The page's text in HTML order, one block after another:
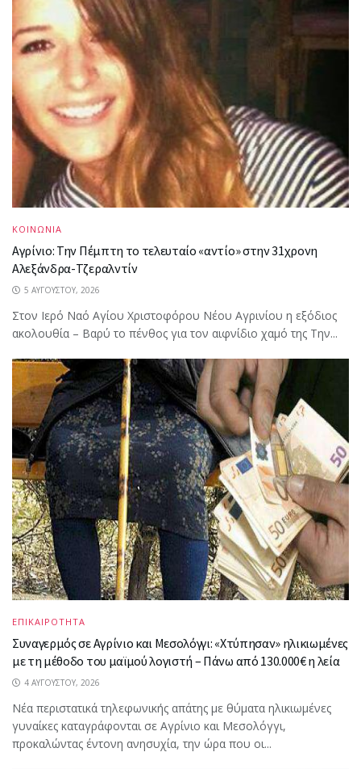
ΚΟΙΝΩΝΙΑ
Αγρίνιο: Την Πέμπτη το τελευταίο «αντίο» στην 31χρονη
Αλεξάνδρα-Τζεραλντίν
5 ΑΥΓΟΎΣΤΟΥ, 2026
Στον Ιερό Ναό Αγίου Χριστοφόρου Νέου Αγρινίου η εξόδιος
ακολουθία – Βαρύ το πένθος για τον αιφνίδιο χαμό της Την...
ΕΠΙΚΑΙΡΟΤΗΤΑ
Συναγερμός σε Αγρίνιο και Μεσολόγγι: «Χτύπησαν» ηλικιωμένες
με τη μέθοδο του μαϊμού λογιστή – Πάνω από 130.000€ η λεία
4 ΑΥΓΟΎΣΤΟΥ, 2026
Νέα περιστατικά τηλεφωνικής απάτης με θύματα ηλικιωμένες
γυναίκες καταγράφονται σε Αγρίνιο και Μεσολόγγι,
προκαλώντας έντονη ανησυχία, την ώρα που οι...